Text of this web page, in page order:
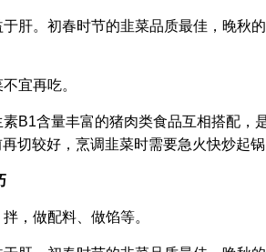
肝。初春时节的韭菜品质最佳，晚秋
宜再吃。
B1含量丰富的猪肉类食品互相搭配，
切较好，烹调韭菜时需要急火快炒起
，做配料、做馅等。